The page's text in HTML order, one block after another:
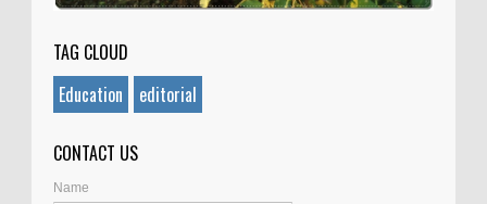
TAG CLOUD
Education
editorial
CONTACT US
Name